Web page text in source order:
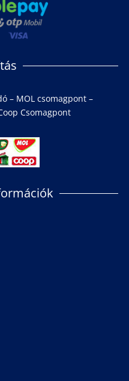
– MOL csomagpont –
Csomagpont